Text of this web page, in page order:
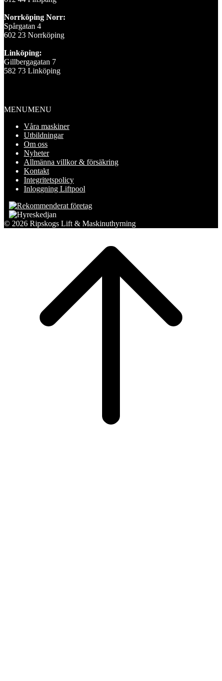
Norrköping Norr:
Spårgatan 4
602 23 Norrköping
Linköping:
Gillbergagatan 7
582 73 Linköping
MENUMENU
Våra maskiner
Utbildningar
Om oss
Nyheter
Allmänna villkor & försäkring
Kontakt
Integritetspolicy
Inloggning Liftpool
© 2026 Ripskogs Lift & Maskinuthyrning